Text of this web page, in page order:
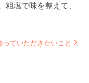
塩で味を整えて、
っていただきたいこと